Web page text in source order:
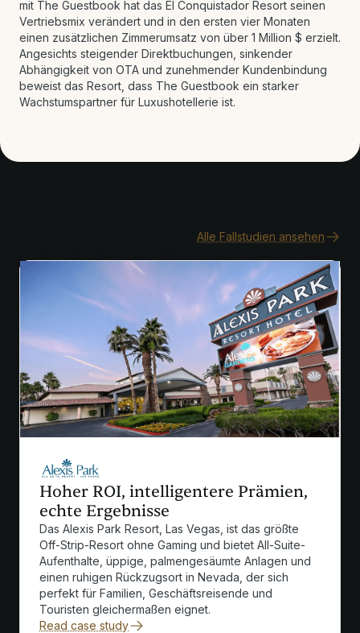
mit The Guestbook hat das El Conquistador Resort seinen
Vertriebsmix verändert und in den ersten vier Monaten
einen zusätzlichen Zimmerumsatz von über 1 Million $ erzielt.
Angesichts steigender Direktbuchungen, sinkender
Abhängigkeit von OTA und zunehmender Kundenbindung
beweist das Resort, dass The Guestbook ein starker
Wachstumspartner für Luxushotellerie ist.
Alle Fallstudien ansehen
Hoher ROI, intelligentere Prämien,
echte Ergebnisse
Das Alexis Park Resort, Las Vegas, ist das größte
Off-Strip-Resort ohne Gaming und bietet All-Suite-
Aufenthalte, üppige, palmengesäumte Anlagen und
einen ruhigen Rückzugsort in Nevada, der sich
perfekt für Familien, Geschäftsreisende und
Touristen gleichermaßen eignet.
Read case study